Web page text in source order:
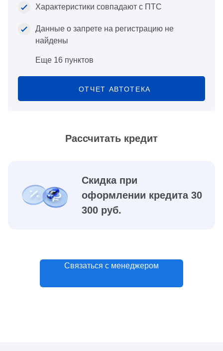
Характеристики совпадают с ПТС
Данные о запрете на регистрацию не
найдены
Еще 16 пунктов
ОТЧЕТ АВТОТЕКА
Рассчитать кредит
Скидка при
оформлении кредита 30
300 руб.
Связаться с менеджером